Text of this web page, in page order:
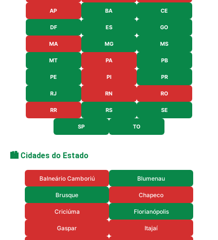
AP BA CE
DF ES GO
MA MG MS
MT PA PB
PE PI PR
RJ RN RO
RR RS SE
SP TO
🏙️ Cidades do Estado
Balneário Camboriú Blumenau
Brusque Chapeco
Criciúma Florianópolis
Gaspar Itajaí